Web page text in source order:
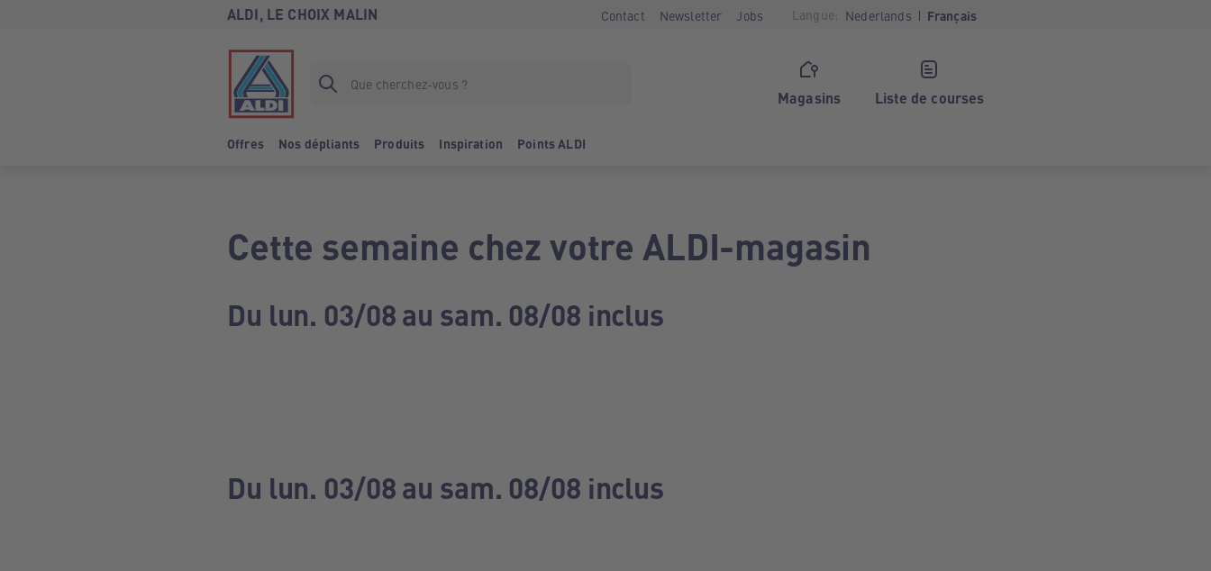
ALDI, LE CHOIX MALIN Contact Newsletter Jobs Langue: Nederlands Français
Magasins Liste de courses
Offres Nos dépliants Produits Inspiration Points ALDI
Cette semaine chez votre ALDI-magasin
Du lun. 03/08 au sam. 08/08 inclus
Du lun. 03/08 au sam. 08/08 inclus